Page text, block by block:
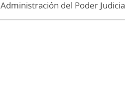
Administración del Poder